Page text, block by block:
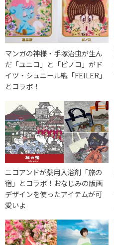
マンガの神様・手塚治虫が生ん
だ「ユニコ」と「ピノコ」がド
イツ・シュニール織「FEILER」
とコラボ！
ニコアンドが薬用入浴剤「旅の
宿」とコラボ！おなじみの版画
デザインを使ったアイテムが可
愛いよ